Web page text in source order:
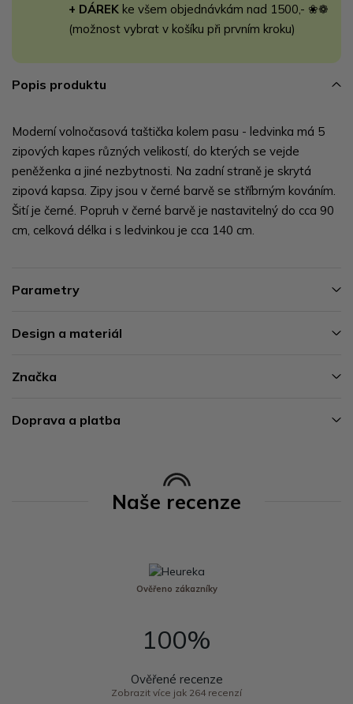
+ DÁREK ke všem objednávkám nad 1500,- ❀❁
(možnost vybrat v košíku při prvním kroku)
Popis produktu
Moderní volnočasová taštička kolem pasu - ledvinka má 5
zipových kapes různých velikostí, do kterých se vejde
peněženka a jiné nezbytnosti. Na zadní straně je skrytá
zipová kapsa. Zipy jsou v černé barvě se stříbrným kováním.
Šití je černé. Popruh v černé barvě je nastavitelný do cca 90
cm, celková délka i s ledvinkou je cca 140 cm.
Parametry
Design a materiál
Značka
Doprava a platba
Naše recenze
Ověřeno zákazníky
100%
Ověřené recenze
Zobrazit více jak 264 recenzí